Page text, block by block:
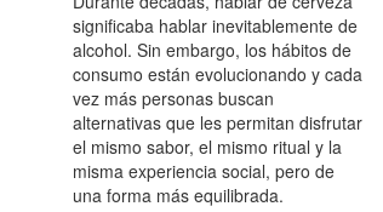
significaba hablar inevitablemente de
alcohol. Sin embargo, los hábitos de
consumo están evolucionando y cada
vez más personas buscan
alternativas que les permitan disfrutar
el mismo sabor, el mismo ritual y la
misma experiencia social, pero de
una forma más equilibrada.